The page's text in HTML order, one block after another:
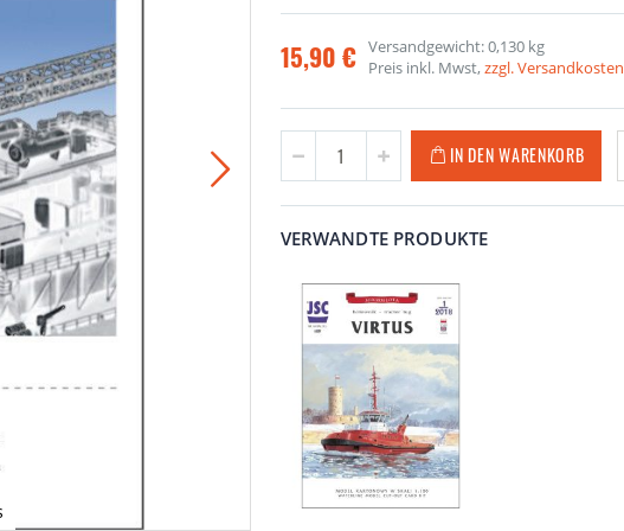
15,90 € Versandgewicht: 0,130 kg
Preis inkl. Mwst,zzgl. Versandkosten
IN DEN WARENKORB
VERWANDTE PRODUKTE